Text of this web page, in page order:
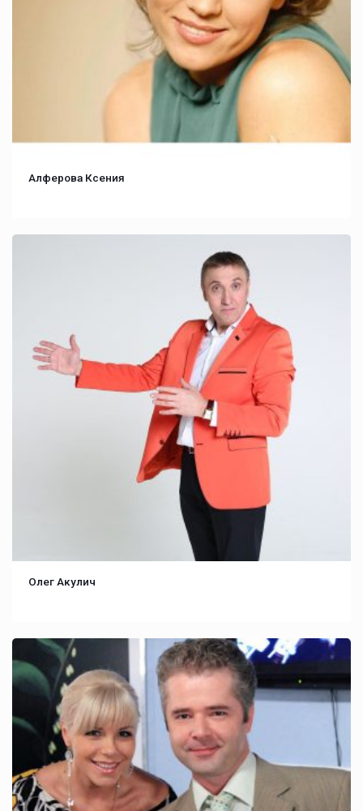
Алферова Ксения
Олег Акулич